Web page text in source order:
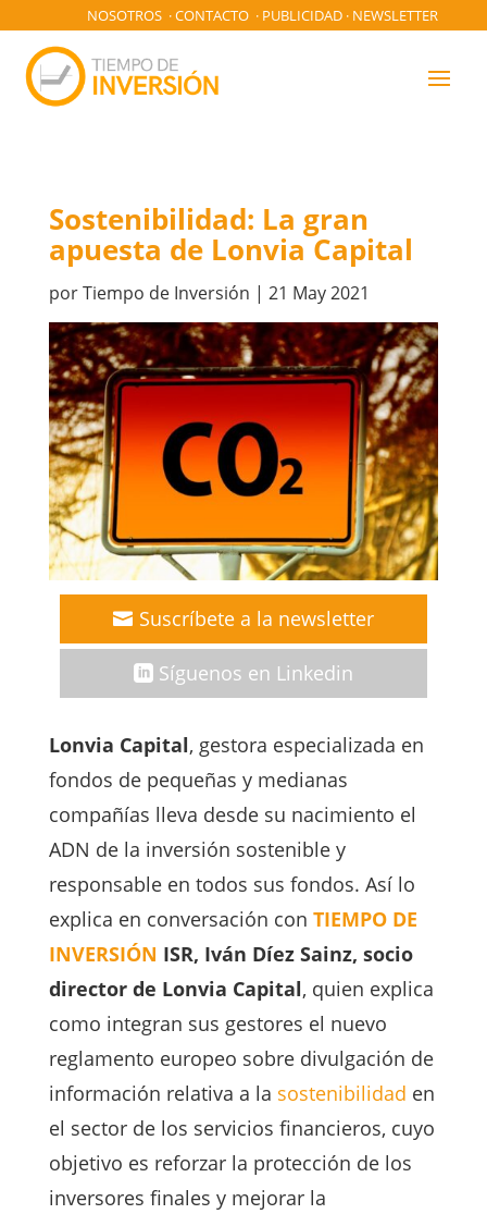
NOSOTROS ·CONTACTO · PUBLICIDAD · NEWSLETTER
Sostenibilidad: La gran
apuesta de Lonvia Capital
porTiempo de Inversión | 21 May 2021
Suscríbete a la newsletter
Síguenos en Linkedin
Lonvia Capital, gestora especializada en
fondos de pequeñas y medianas
compañías lleva desde su nacimiento el
ADN de la inversión sostenible y
responsable en todos sus fondos. Así lo
explica en conversación con TIEMPO DE
INVERSIÓN ISR, Iván Díez Sainz, socio
director de Lonvia Capital, quien explica
como integran sus gestores el nuevo
reglamento europeo sobre divulgación de
información relativa a la sostenibilidad en
el sector de los servicios financieros, cuyo
objetivo es reforzar la protección de los
inversores finales y mejorar la